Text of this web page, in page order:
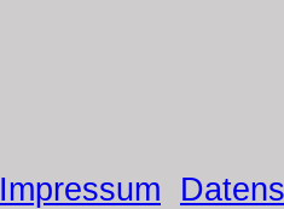
Impressum